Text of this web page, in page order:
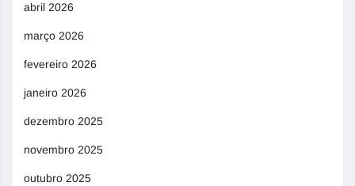
abril 2026
março 2026
fevereiro 2026
janeiro 2026
dezembro 2025
novembro 2025
outubro 2025